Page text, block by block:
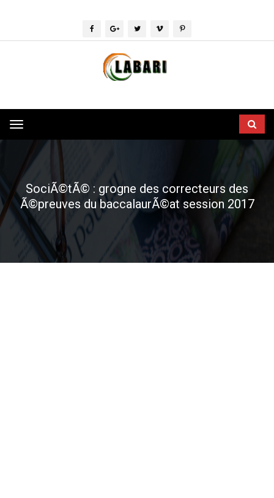
Toggle
navigation
SociÃ©tÃ© : grogne des correcteurs des
Ã©preuves du baccalaurÃ©at session 2017